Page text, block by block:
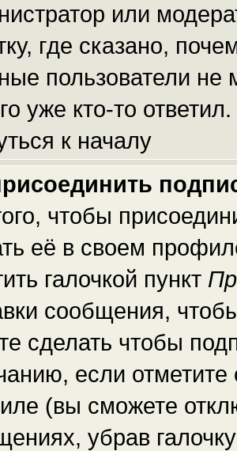
или
где сказано,
пользователи не
уже кто-то ответил.
к началу
чтобы
её в своем
галочкой пункт
сообщения,
сделать чтобы
если
(вы сможете
убрав